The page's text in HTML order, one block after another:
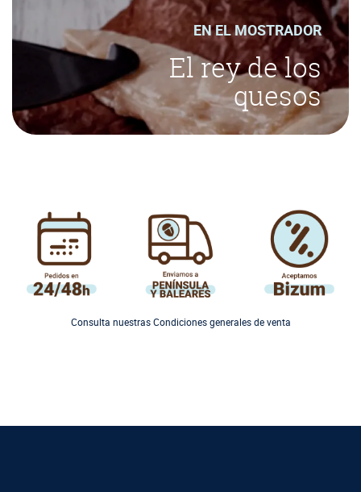
EN EL MOSTRADOR
El rey de los
quesos
Consulta nuestras Condiciones generales de venta